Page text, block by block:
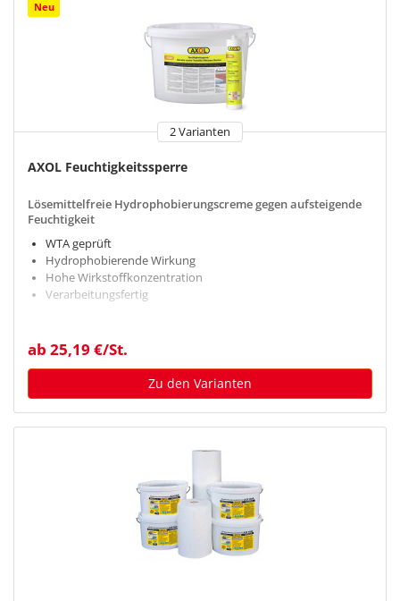
Neu
2 Varianten
AXOL Feuchtigkeitssperre
Lösemittelfreie Hydrophobierungscreme gegen aufsteigende
Feuchtigkeit
WTA geprüft
Hydrophobierende Wirkung
Hohe Wirkstoffkonzentration
Verarbeitungsfertig
ab 25,19 €/St.
Zu den Varianten